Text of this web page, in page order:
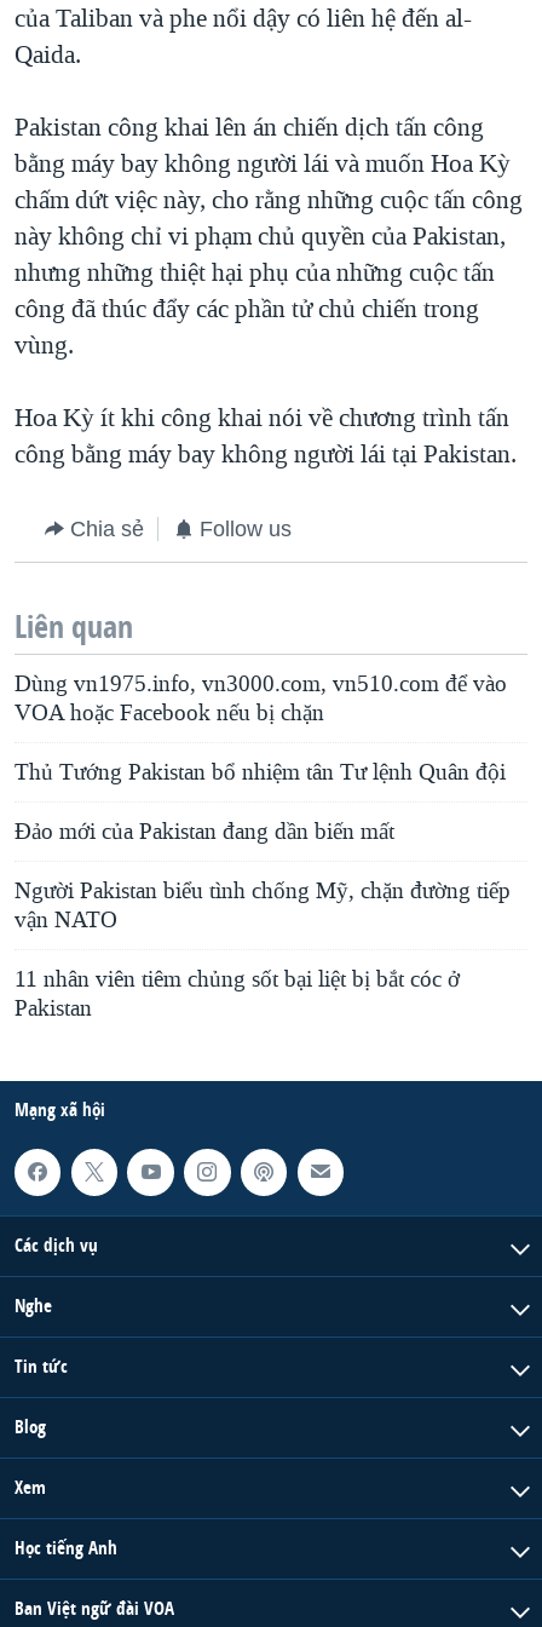
QUAN HỆ VIỆT MỸ
của Taliban và phe nổi dậy có liên hệ đến al-
Qaida.
Pakistan công khai lên án chiến dịch tấn công
bằng máy bay không người lái và muốn Hoa Kỳ
chấm dứt việc này, cho rằng những cuộc tấn công
này không chỉ vi phạm chủ quyền của Pakistan,
nhưng những thiệt hại phụ của những cuộc tấn
công đã thúc đẩy các phần tử chủ chiến trong
vùng.
Hoa Kỳ ít khi công khai nói về chương trình tấn
công bằng máy bay không người lái tại Pakistan.
Chia sẻ Follow us
Liên quan
Dùng vn1975.info, vn3000.com, vn510.com để vào
VOA hoặc Facebook nếu bị chặn
Thủ Tướng Pakistan bổ nhiệm tân Tư lệnh Quân đội
Đảo mới của Pakistan đang dần biến mất
Người Pakistan biểu tình chống Mỹ, chặn đường tiếp
vận NATO
11 nhân viên tiêm chủng sốt bại liệt bị bắt cóc ở
Pakistan
Mạng xã hội
Các dịch vụ
Nghe
Tin tức
Blog
Xem
Học tiếng Anh
Ban Việt ngữ đài VOA